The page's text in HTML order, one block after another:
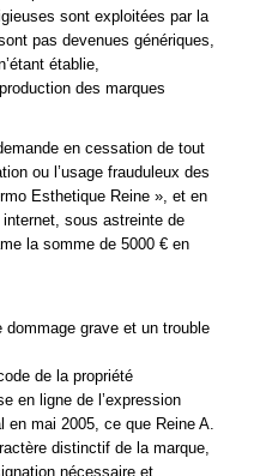
sont exploitées par la
pas devenues génériques,
établie,
des marques
en cessation de tout
ou l’usage frauduleux des
Esthetique Reine », et en
sous astreinte de
la somme de 5000 € en
dommage grave et un trouble
de la propriété
en ligne de l’expression
en mai 2005, ce que Reine A.
distinctif de la marque,
nécessaire et